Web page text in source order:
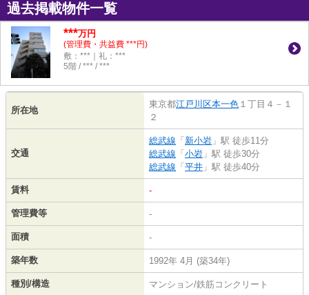
過去掲載物件一覧
***万円
(管理費・共益費 ***円)
敷：***｜礼：***
5階 / *** / ***
所在地
東京都江戸川区本一色 １丁目４－１
２
交通
総武線 「 新小岩 」駅 徒歩11分
総武線 「 小岩 」駅 徒歩30分
総武線 「 平井 」駅 徒歩40分
賃料 -
管理費等 -
面積 -
築年数 1992年 4月 (築34年)
種別/構造 マンション/鉄筋コンクリート